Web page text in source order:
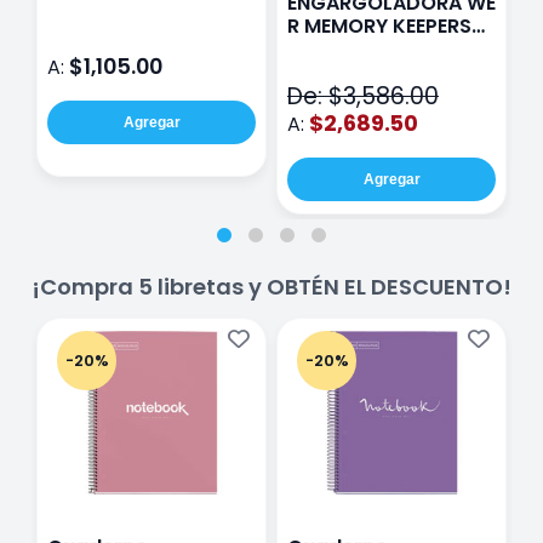
A: $1,105.00
Agregar
R MEMORY KEEPERS
De: $3,586.00
A: $2,689.50
Agregar
¡Compra 5 libretas y OBTÉN EL DESCUENTO!
-20% -20%